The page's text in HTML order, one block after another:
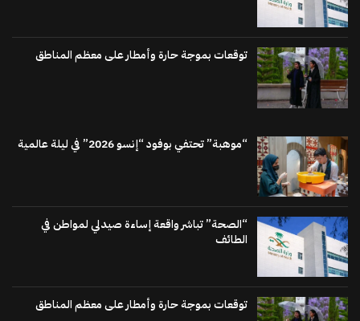
توقعات بموجة حارة وأمطار على معظم المناطق
“موهبة” تحتفي بوفود “إنسو 2026” في ليلة عالمية
“الصحة” تباشر واقعة إساءة صيدلي لمواطن في
الطائف
توقعات بموجة حارة وأمطار على معظم المناطق